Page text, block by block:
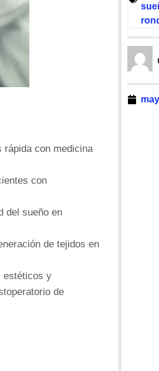
rápida con medicina
con
del sueño en
de tejidos en
estéticos y
de